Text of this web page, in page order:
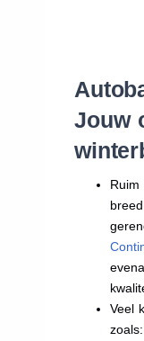
Jouw
Ruim
Veel
zoals: